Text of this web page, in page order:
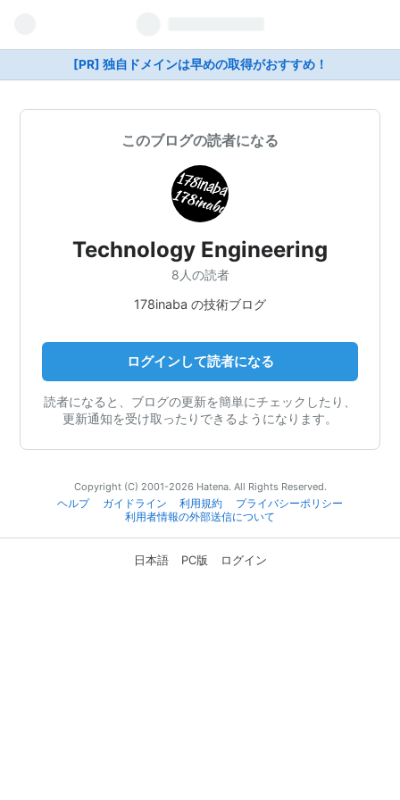
[PR] 独自ドメインは早めの取得がおすすめ！
このブログの読者になる
Technology Engineering
8人の読者
178inaba の技術ブログ
ログインして読者になる
読者になると、ブログの更新を簡単にチェックしたり、
更新通知を受け取ったりできるようになります。
Copyright (C) 2001-2026 Hatena. All Rights Reserved.
ヘルプ
ガイドライン 利用規約
プライバシーポリシー
利用者情報の外部送信について
日本語 PC版 ログイン